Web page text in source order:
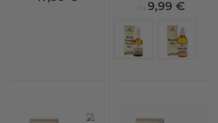
Da 9,99 €
-20%